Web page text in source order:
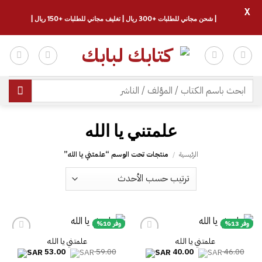
للمحتوى
البحث
عن:
الرئيسية / منتجات تحت الوسم “‎علمتني يا الله”
وفر 13%
علمتني يا الله
46.00
السعر
40.00 السعر
الحالي
وفر 10%
‎علمتني يا الله‎
59.00
السعر
53.00 السعر
الحالي
| شحن مجاني للطلبات +300 ريال | تغليف مجاني للطلبات +150 ريال |
X